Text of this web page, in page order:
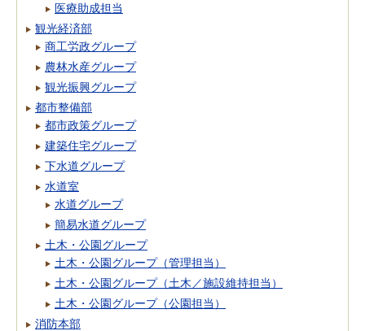
医療助成担当
観光経済部
商工労政グループ
農林水産グループ
観光振興グループ
都市整備部
都市政策グループ
建築住宅グループ
下水道グループ
水道室
水道グループ
簡易水道グループ
土木・公園グループ
土木・公園グループ（管理担当）
土木・公園グループ（土木／施設維持担当）
土木・公園グループ（公園担当）
消防本部